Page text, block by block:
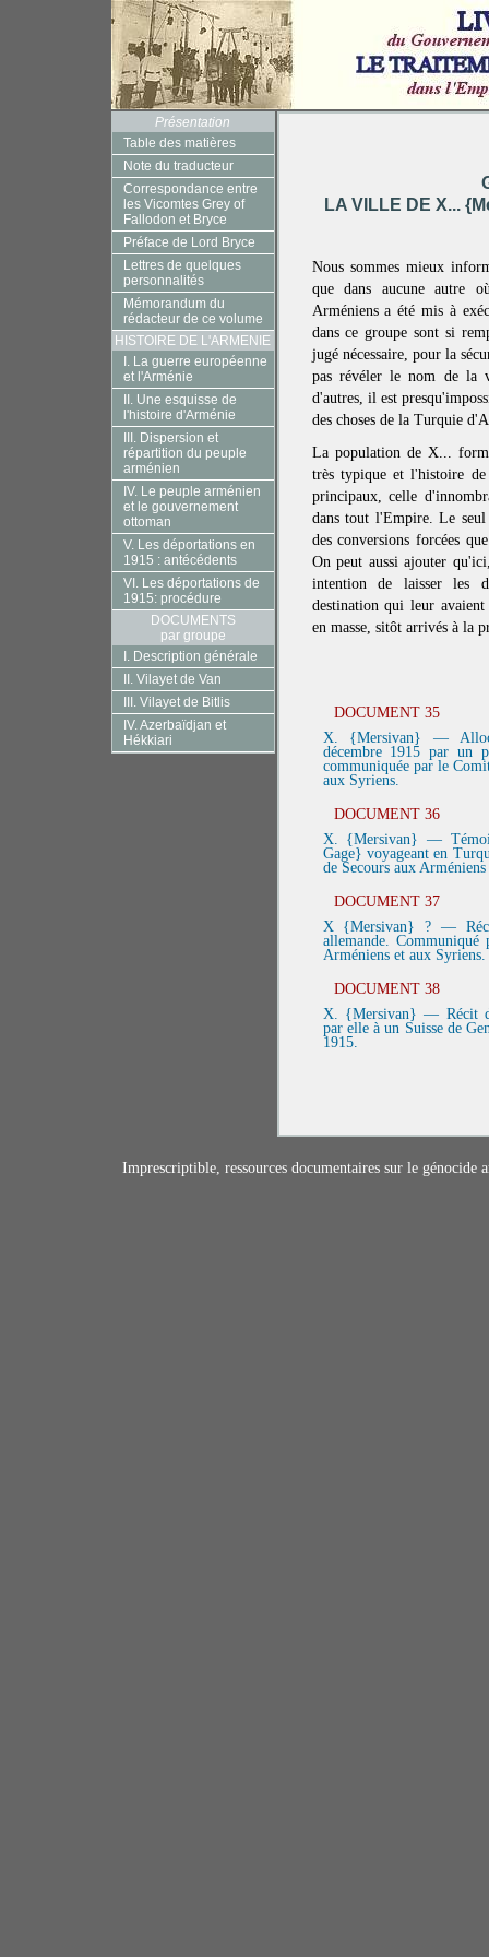
Présentation
Table des matières
Note du traducteur
Correspondance entre
les Vicomtes Grey of
Fallodon et Bryce
Préface de Lord Bryce
Lettres de quelques
personnalités
Mémorandum du
rédacteur de ce volume
HISTOIRE DE L'ARMENIE
I. La guerre européenne
et l'Arménie
II. Une esquisse de
l'histoire d'Arménie
III. Dispersion et
répartition du peuple
arménien
IV. Le peuple arménien
et le gouvernement
ottoman
V. Les déportations en
1915 : antécédents
VI. Les déportations de
1915: procédure
DOCUMENTS
par groupe
I. Description générale
II. Vilayet de Van
III. Vilayet de Bitlis
IV. Azerbaïdjan et
Hékkiari
LA VILLE DE X...
Nous sommes mieux
que dans aucune autre
Arméniens a été mis à
dans ce groupe sont si
jugé nécessaire, pour la
pas révéler le nom de la
d'autres, il est
des choses de la Turquie
La population de X...
très typique et l'histoire de
principaux, celle
dans tout l'Empire. Le
des conversions forcées
On peut aussi ajouter
intention de laisser les
destination qui leur avaient
en masse, sitôt arrivés à la
DOCUMENT 35
X. {Mersivan} —
décembre 1915 par un
communiquée par le
aux Syriens.
DOCUMENT 36
X. {Mersivan} —
Gage} voyageant en
de Secours aux
DOCUMENT 37
X {Mersivan} ? —
allemande.
Arméniens et aux Syriens.
DOCUMENT 38
X. {Mersivan} — Récit
par elle à un Suisse de
1915.
Imprescriptible, ressources documentaires sur le génocide